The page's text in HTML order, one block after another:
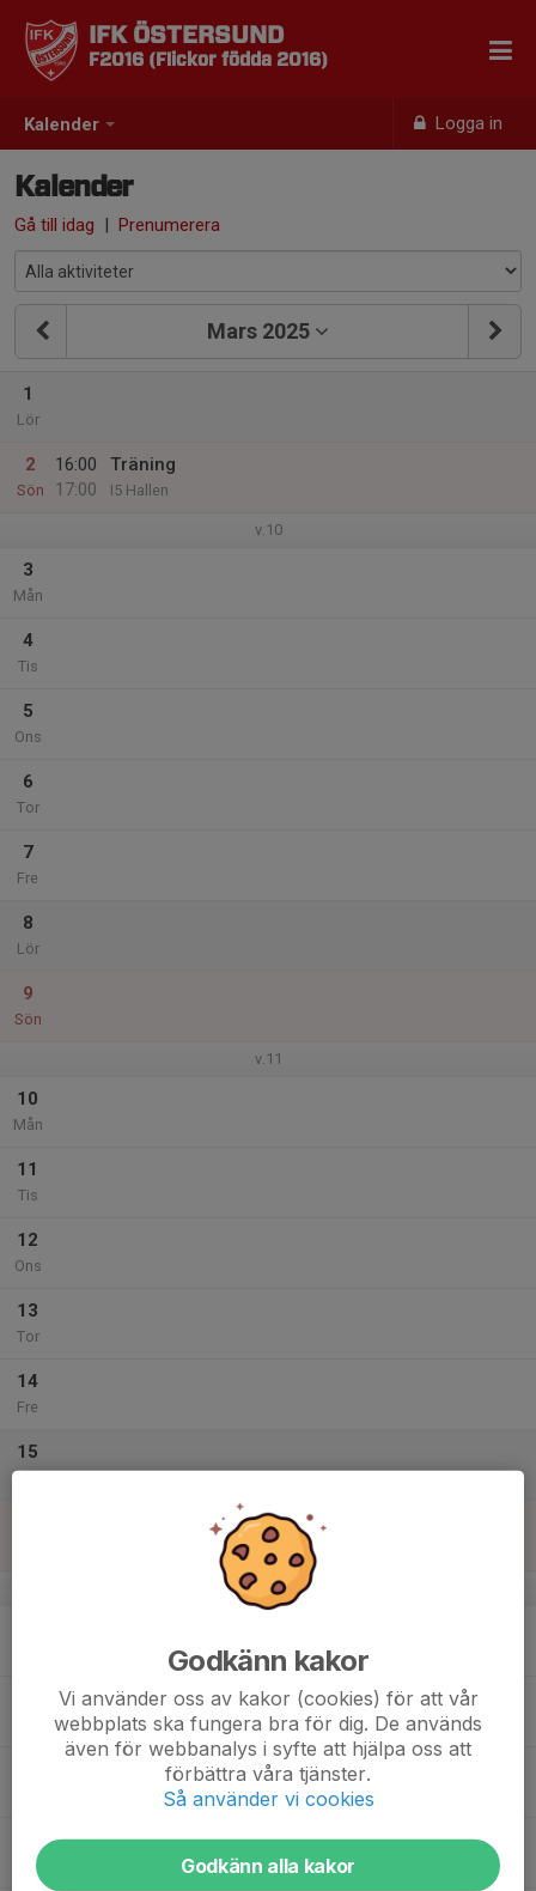
Kalender Logga in
IFK ÖSTERSUND
F2016 (Flickor födda 2016)
Kalender
Gå till idag | Prenumerera
Mars 2025
1
Lör
2
Sön
16:00
17:00
Träning
I5 Hallen
v.10
3
Mån
4
Tis
5
Ons
6
Tor
7
Fre
8
Lör
9
Sön
v.11
10
Mån
11
Tis
12
Ons
13
Tor
14
Fre
15
Match mot Ås IF
v.12
Tor
Godkänn kakor
Vi använder oss av kakor (cookies) för att vår
webbplats ska fungera bra för dig. De används
även för webbanalys i syfte att hjälpa oss att
förbättra våra tjänster.
Så använder vi cookies
Godkänn alla kakor